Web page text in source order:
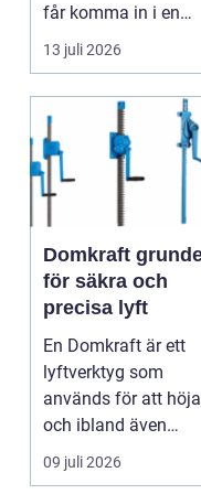
får komma in i en
byggnad, när de får
komma in oc...
13 juli 2026
Domkraft grunden
för säkra och
precisa lyft
En Domkraft är ett
lyftverktyg som
används för att höja
och ibland även
positionera tunga
objekt, so...
09 juli 2026